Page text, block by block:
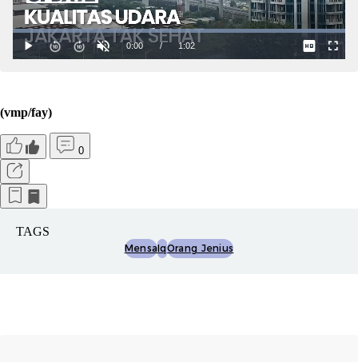
(vmp/fay)
0
TAGS
MensaIqOrang Jenius